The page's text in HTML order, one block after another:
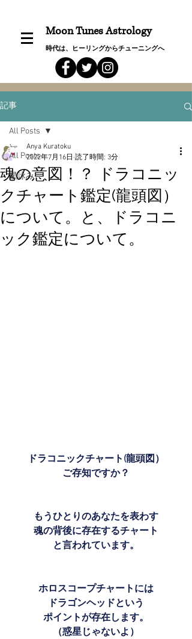
Moon Tunes Astrology
時代は、ヒーリングからチューニングへ
記事
All Posts
星詠み
All Posts
魂の意図！？ ドラコニッ
クチャート鑑定(龍頭図）
について。と、ドラコニ
ック鑑定について。
Anya Kuratoku
2022年7月16日 読了時間: 3分
ドラコニックチャート(龍頭図）
ご存知ですか？
もうひとりのあなたを表わす
魂の背後に存在するチャート
と言われています。
ホロスコープチャートには
ドラゴンヘッドという
ポイントが存在します。
（惑星じゃないよ）